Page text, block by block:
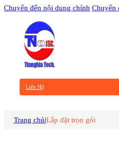
Chuyển đến nội dung chính Chuyển
Liên Hệ
TRANG
CHỦ
GIỚI
Trang chủ|Lắp đặt trọn gói